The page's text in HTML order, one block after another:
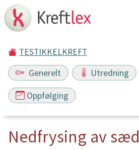
TESTIKKELKREFT
Generelt
Utredning
Oppfølging
Nedfrysing av sæd